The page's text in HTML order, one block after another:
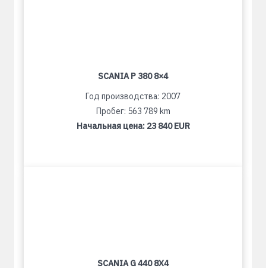
SCANIA P 380 8×4
Год производства: 2007
Пробег: 563 789 km
Начальная цена: 23 840 EUR
SCANIA G 440 8X4